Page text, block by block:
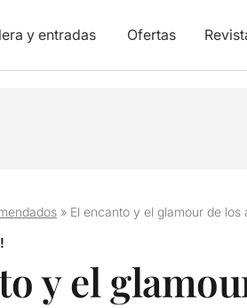
y entradas Ofertas
» El encanto y el glamour de los
y el